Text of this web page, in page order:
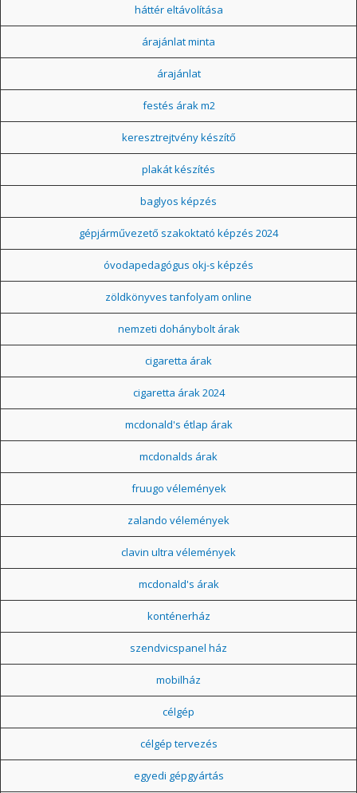
háttér eltávolítása
árajánlat minta
árajánlat
festés árak m2
keresztrejtvény készítő
plakát készítés
baglyos képzés
gépjárművezető szakoktató képzés 2024
óvodapedagógus okj-s képzés
zöldkönyves tanfolyam online
nemzeti dohánybolt árak
cigaretta árak
cigaretta árak 2024
mcdonald's étlap árak
mcdonalds árak
fruugo vélemények
zalando vélemények
clavin ultra vélemények
mcdonald's árak
konténerház
szendvicspanel ház
mobilház
célgép
célgép tervezés
egyedi gépgyártás